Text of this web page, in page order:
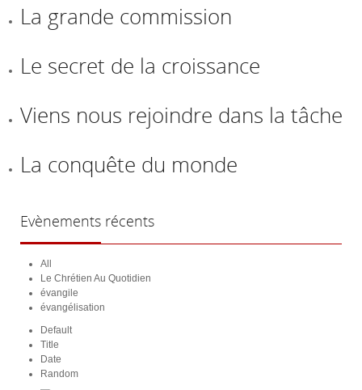
La grande commission
Le secret de la croissance
Viens nous rejoindre dans la tâche
La conquête du monde
Evènements récents
All
Le Chrétien Au Quotidien
évangile
évangélisation
Default
Title
Date
Random